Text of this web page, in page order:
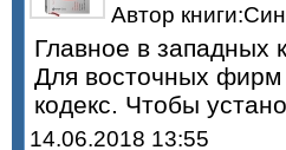
Автор
Главное в западных
Для восточных фирм
кодекс. Чтобы
14.06.2018 13:55